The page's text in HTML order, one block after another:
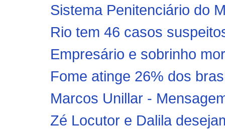
Sistema Penitenciário do
Rio tem 46 casos
Empresário e sobrinho
Fome atinge 26% dos
Marcos Unillar -
Zé Locutor e Dalila